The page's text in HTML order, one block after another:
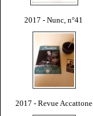
2017 - Nunc, n°41
2017 - Revue Accattone